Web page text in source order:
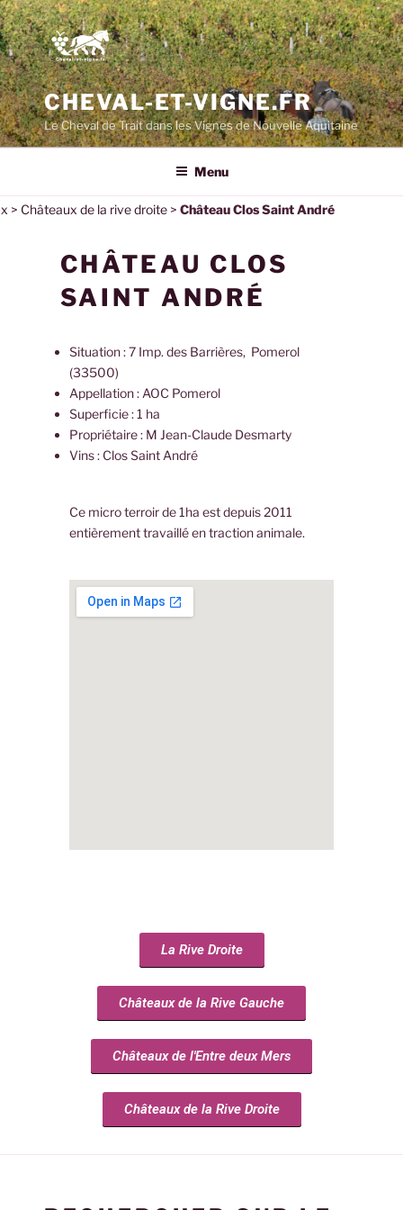
CHEVAL-ET-VIGNE.FR
Le Cheval de Trait dans les Vignes de Nouvelle Aquitaine
Menu
> Châteaux de la rive droite >Château Clos Saint André
CHÂTEAU CLOS
SAINT ANDRÉ
Situation : 7 Imp. des Barrières, Pomerol
(33500)
Appellation : AOC Pomerol
Superficie : 1 ha
Propriétaire : M Jean-Claude Desmarty
Vins : Clos Saint André
Ce micro terroir de 1ha est depuis 2011
entièrement travaillé en traction animale.
La Rive Droite
Châteaux de la Rive Gauche
Châteaux de l'Entre deux Mers
Châteaux de la Rive Droite